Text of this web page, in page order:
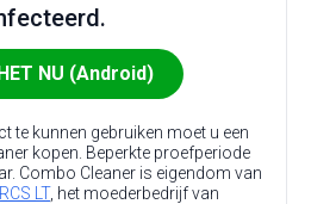
NU (Android)
te kunnen gebruiken moet u een
kopen. Beperkte proefperiode
Combo Cleaner is eigendom van
RCS LT, het moederbedrijf van